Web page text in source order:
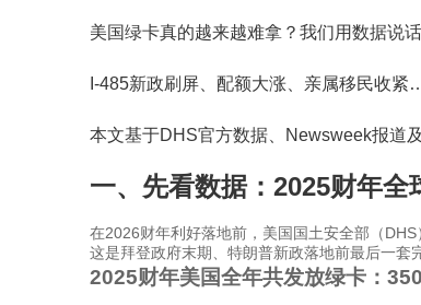
美国绿卡真的越来越难拿？我们用数据说
I-485新政刷屏、配额大涨、亲属移民收
本文基于DHS官方数据、Newsweek报道
一、先看数据：2025财年全
在2026财年利好落地前，美国国土安全部（
这是拜登政府末期、特朗普新政落地前最后一套
2025财年美国全年共发放绿卡：